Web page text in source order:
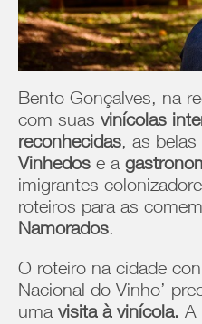
Bento Gonçalves, na
com suas vinícolas
reconhecidas, as belas
Vinhedos e a
imigrantes
roteiros para as
Namorados.
O roteiro na cidade
Nacional do Vinho’
uma visita à vinícola. A